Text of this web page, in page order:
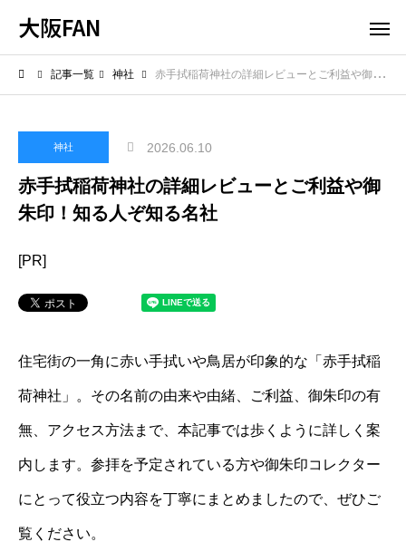
大阪FAN
記事一覧 神社 赤手拭稲荷神社の詳細レビューとご利益や御朱印！知る人ぞ知る名社
神社 2026.06.10
赤手拭稲荷神社の詳細レビューとご利益や御
朱印！知る人ぞ知る名社
[PR]
住宅街の一角に赤い手拭いや鳥居が印象的な「赤手拭稲
荷神社」。その名前の由来や由緒、ご利益、御朱印の有
無、アクセス方法まで、本記事では歩くように詳しく案
内します。参拝を予定されている方や御朱印コレクター
にとって役立つ内容を丁寧にまとめましたので、ぜひご
覧ください。